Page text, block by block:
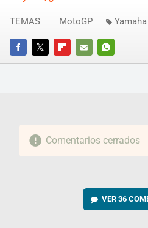
FACEBOOKTWITTERFLIPBOARD
E-
WHATSAPP
TEMAS MotoGP Yamaha
Comentarios cerrados
VER 36